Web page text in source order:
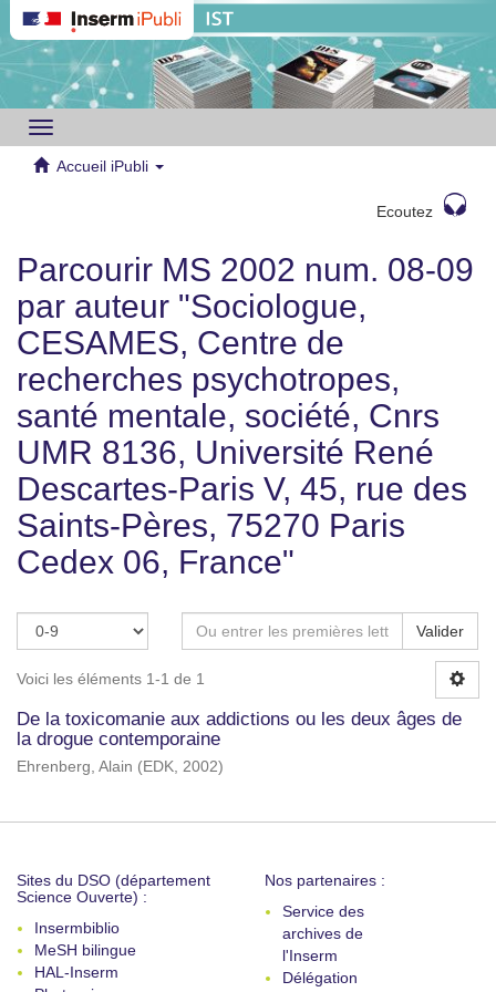
Toggle
navigation
Accueil iPubli
Ecoutez
Parcourir MS 2002 num. 08-09
par auteur "Sociologue,
CESAMES, Centre de
recherches psychotropes,
santé mentale, société, Cnrs
UMR 8136, Université René
Descartes-Paris V, 45, rue des
Saints-Pères, 75270 Paris
Cedex 06, France"
Valider
Voici les éléments 1-1 de 1
De la toxicomanie aux addictions ou les deux âges de
la drogue contemporaine
Ehrenberg, Alain (EDK, 2002)
Sites du DSO (département
Science Ouverte) :
Insermbiblio
MeSH bilingue
HAL-Inserm
Nos partenaires :
Service des
archives de
l'Inserm
Délégation